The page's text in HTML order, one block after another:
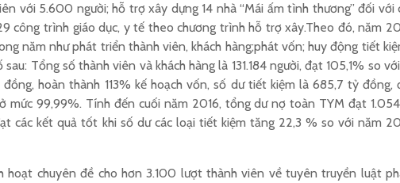
với 5.600 người; hỗ trợ xây dựng 14 nhà “Mái ấm tình thương” đối với
công trình giáo dục, y tế theo chương trình hỗ trợ xây.Theo đó, năm
năm như phát triển thành viên, khách hàng;phát vốn; huy động tiết
Tổng số thành viên và khách hàng là 131.184 người, đạt 105,1% so
hoàn thành 113% kế hoạch vốn, số dư tiết kiệm là 685,7 tỷ đồng,
mức 99,99%. Tính đến cuối năm 2016, tổng dư nợ toàn TYM đạt
các kết quả tốt khi số dư các loại tiết kiệm tăng 22,3 % so với năm
hoạt chuyên đề cho hơn 3.100 lượt thành viên về tuyên truyền luật